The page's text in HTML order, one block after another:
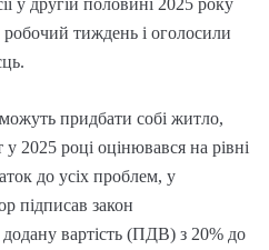
у другій половині 2025 року
тиждень і оголосили
придбати собі житло,
2025 році оцінювався на рівні
до усіх проблем, у
підписав закон
вартість (ПДВ) з 20% до